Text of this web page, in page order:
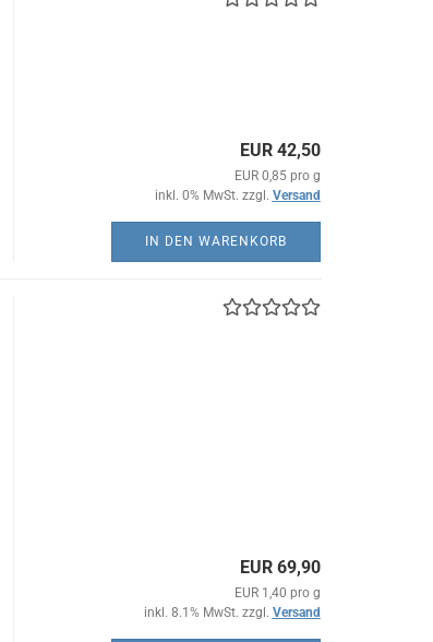
EUR 42,50
EUR 0,85 pro g
inkl. 0% MwSt. zzgl. Versand
IN DEN WARENKORB
EUR 69,90
EUR 1,40 pro g
inkl. 8.1% MwSt. zzgl. Versand